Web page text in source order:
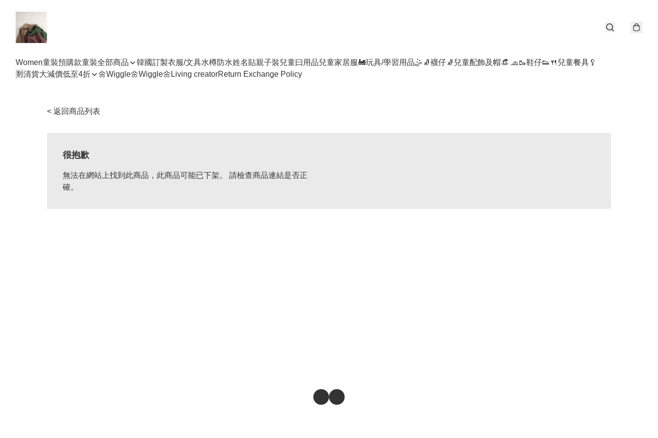
Women童裝預購款童裝全部商品 韓國訂製衣服/文具水樽防水姓名貼親子裝兒童曰用品兒童家居服🚂玩具/學習用品🤹 🧦襪仔🧦 兒童配飾及帽👒 🧢🥾鞋仔👟 🍴兒童餐具🥄
🈹清貨大減價低至4折
🌼Wiggle🌼Wiggle🌼 Living creatorReturn Exchange Policy
< 返回商品列表
很抱歉
無法在網站上找到此商品，此商品可能已下架。 請檢查商品連結是否正
確。